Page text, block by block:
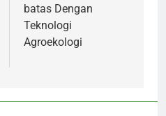
batas Dengan
Teknologi
Agroekologi